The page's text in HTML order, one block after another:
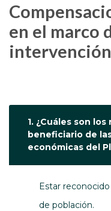
Compensaciones económicas
en el marco
1. ¿Cuáles son
beneficiario de
económicas del
Estar
de población.